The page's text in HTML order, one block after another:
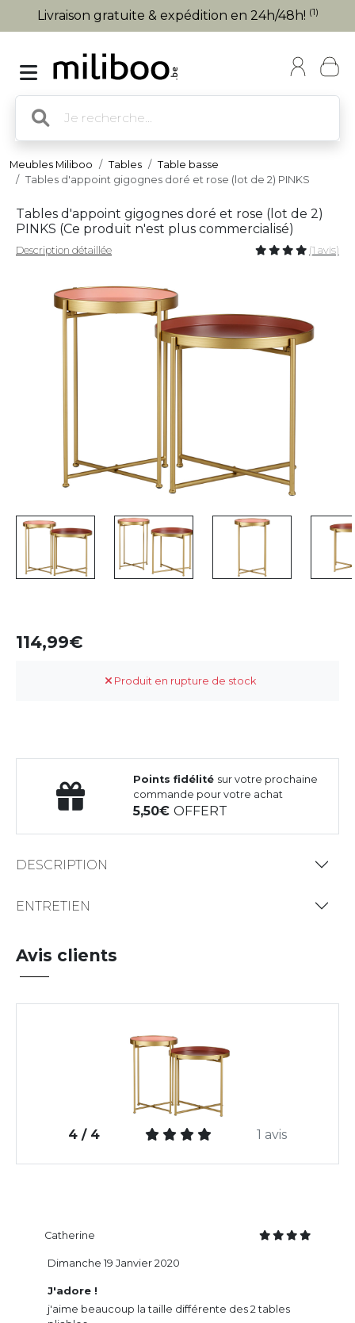
Livraison gratuite & expédition en 24h/48h! (1)
Meubles Miliboo Tables
Table basse
Tables d'appoint gigognes doré et rose (lot de 2) PINKS
Tables d'appoint gigognes doré et rose (lot de 2)
PINKS (Ce produit n'est plus commercialisé)
Description détaillée (1 avis)
114,99
Produit en rupture de stock
Points fidélité sur votre prochaine
commande pour votre achat
5,50OFFERT
DESCRIPTION
ENTRETIEN
Avis clients
4 / 4 1 avis
Catherine
J'adore !
j'aime beaucoup la taille différente des 2 tables
Dimanche 19 Janvier 2020